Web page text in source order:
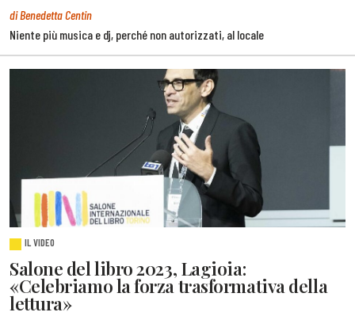
di Benedetta Centin
Niente più musica e dj, perché non autorizzati, al locale
IL VIDEO
Salone del libro 2023, Lagioia:
«Celebriamo la forza trasformativa della
lettura»